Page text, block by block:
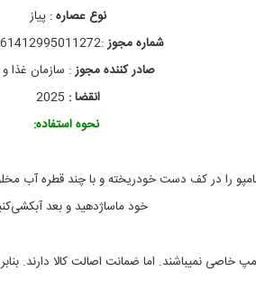
,
ب
ا
ا
ا
م
و
ف
ر
نوع عصاره:پیاز
شماره مجوز:7561412995011272ش
صادر کننده مجوز: سازمان غذا و
انقضا : 2025
نحوه استفاده:
خود ماساژدهید و بعد
خاصی نمیباشند. اما ضمانت اصالت کالا دارند.